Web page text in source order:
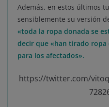
Además, en estos últimos
sensiblemente su versión
«toda la ropa donada se
decir que «han tirado ropa
para los afectados».
https://twitter.com/